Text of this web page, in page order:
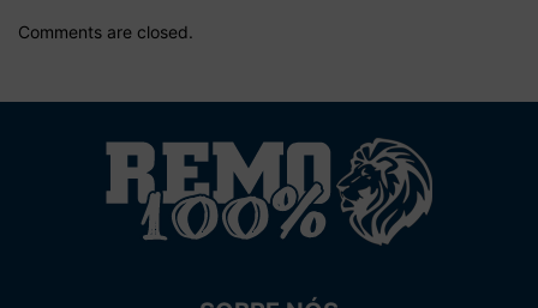
Comments are closed.